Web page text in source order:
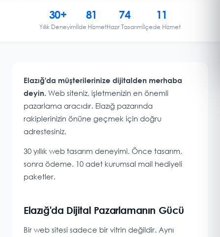
30+
Yıllık Deneyim
81
İlde Hizmet
74
Hazır Tasarım
11
İlçede Hizmet
Elazığ'da müşterilerinize dijitalden merhaba
deyin. Web siteniz, işletmenizin en önemli
pazarlama aracıdır. Elazığ pazarında
rakiplerinizin önüne geçmek için doğru
adrestesiniz.
30 yıllık web tasarım deneyimi. Önce tasarım,
sonra ödeme. 10 adet kurumsal mail hediyeli
paketler.
Elazığ'da Dijital Pazarlamanın Gücü
Bir web sitesi sadece bir vitrin değildir. Aynı